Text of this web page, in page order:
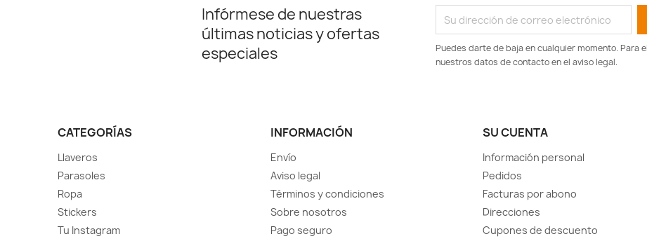
Infórmese de nuestras
últimas noticias y ofertas
especiales
Puedes darte de baja en cualquier momento. Para
nuestros datos de contacto en el aviso legal.
CATEGORÍAS
Llaveros
Parasoles
Ropa
Stickers
Tu Instagram
INFORMACIÓN
Envío
Aviso legal
Términos y condiciones
Sobre nosotros
Pago seguro
SU CUENTA
Información personal
Pedidos
Facturas por abono
Direcciones
Cupones de descuento